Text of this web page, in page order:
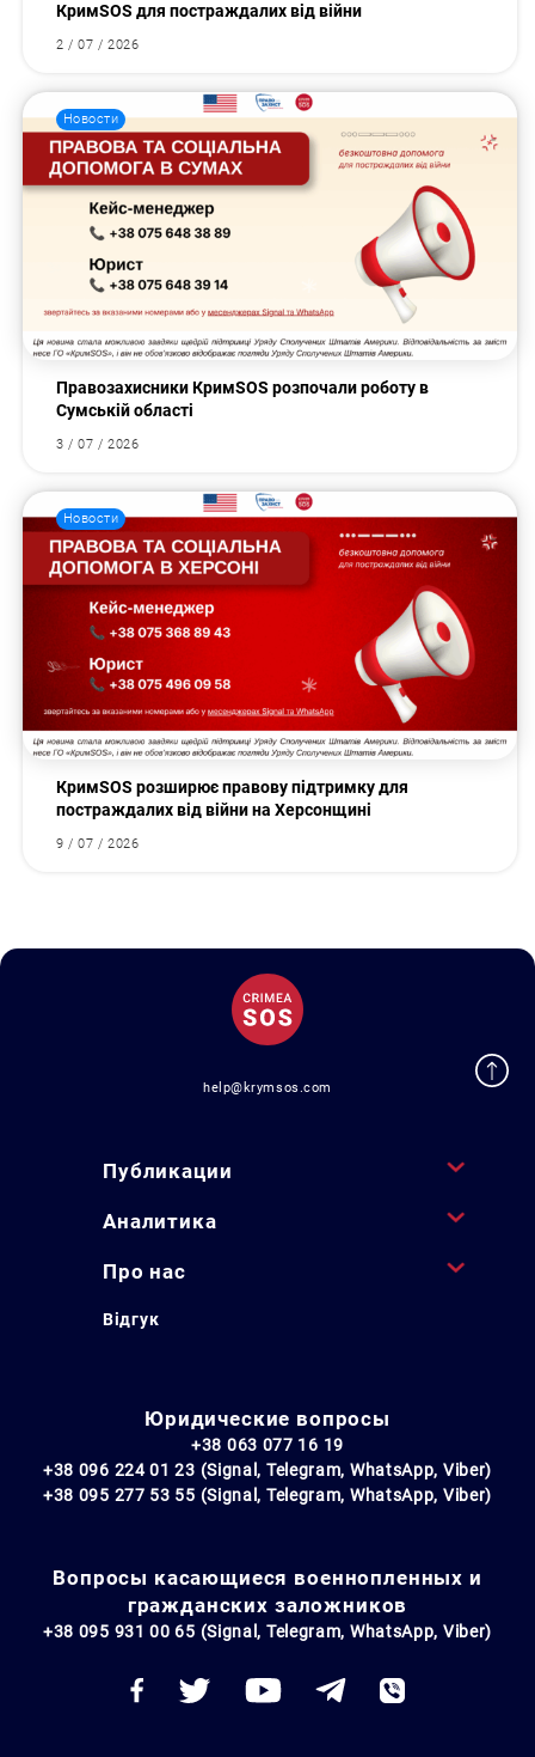
КримSOS для постраждалих від війни
2 / 07 / 2026
Новости
Правозахисники КримSOS розпочали роботу в
Сумській області
3 / 07 / 2026
Новости
КримSOS розширює правову підтримку для
постраждалих від війни на Херсонщині
9 / 07 / 2026
help@krymsos.com
Публикации
Аналитика
Про нас
Відгук
Юридические вопросы
+38 063 077 16 19
+38 096 224 01 23 (Signal, Telegram, WhatsApp, Viber)
+38 095 277 53 55 (Signal, Telegram, WhatsApp, Viber)
Вопросы касающиеся военнопленных и
гражданских заложников
+38 095 931 00 65 (Signal, Telegram, WhatsApp, Viber)